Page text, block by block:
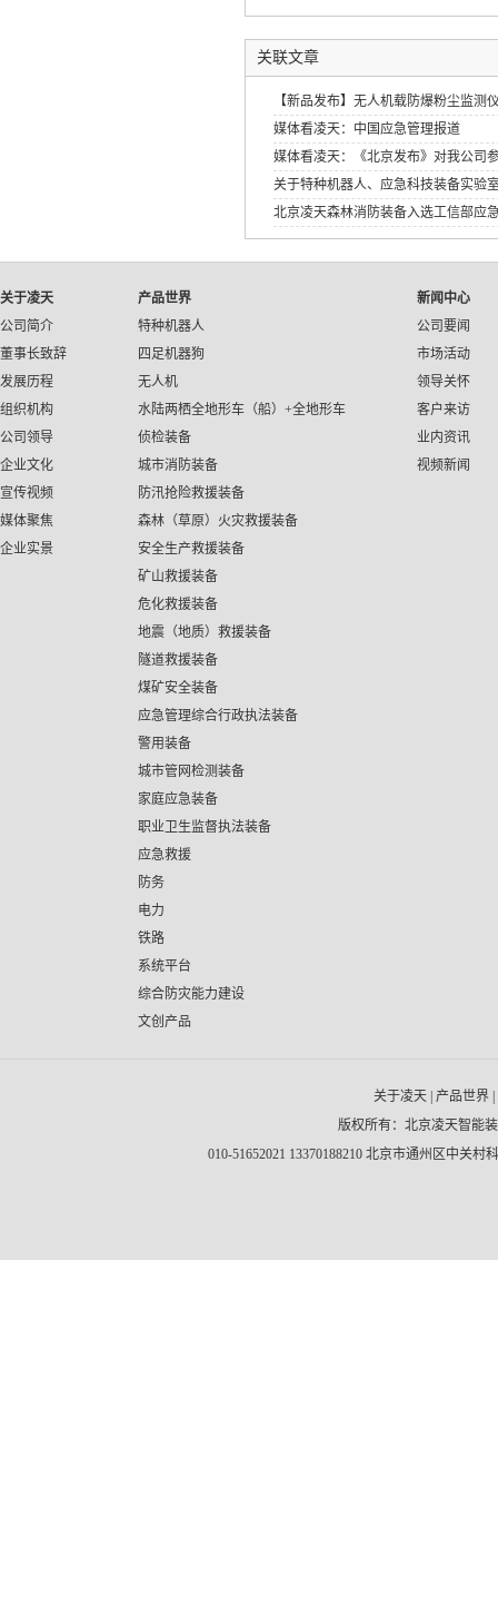
关联文章
【新品发布】无人机载防爆粉尘监测
媒体看凌天：中国应急管理报道
媒体看凌天：《北京发布》对我公司
关于特种机器人、应急科技装备实验
北京凌天森林消防装备入选工信部应
应急装备应用试点示范工程》
关于凌天
公司简介
董事长致辞
发展历程
组织机构
公司领导
企业文化
宣传视频
媒体聚焦
企业实景
产品世界
特种机器人
四足机器狗
无人机
水陆两栖全地形车（船）+全地形车
侦检装备
城市消防装备
防汛抢险救援装备
森林（草原）火灾救援装备
安全生产救援装备
矿山救援装备
危化救援装备
地震（地质）救援装备
隧道救援装备
煤矿安全装备
应急管理综合行政执法装备
警用装备
城市管网检测装备
家庭应急装备
职业卫生监督执法装备
应急救援
防务
电力
铁路
系统平台
综合防灾能力建设
文创产品
新闻中心
公司要闻
市场活动
领导关怀
客户来访
业内资讯
视频新闻
关于凌天 | 产品世界 |
版权所有：北京凌天智能
010-51652021 13370188210 北京市通州区中关